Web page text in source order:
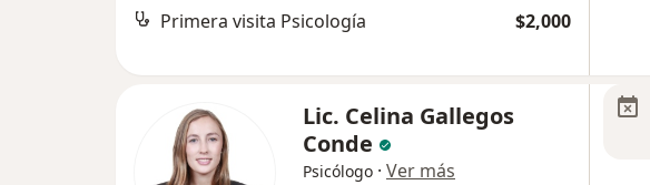
Primera visita Psicología $2,000
Lic. Celina Gallegos
Conde
Psicólogo · Ver más